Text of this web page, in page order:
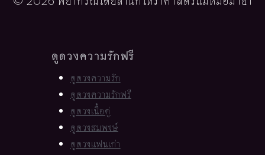
ดูดวงความรักฟรี
ดูดวงความรัก
ดูดวงความรักฟรี
ดูดวงเนื้อคู่
ดูดวงสมพงษ์
ดูดวงแฟนเก่า